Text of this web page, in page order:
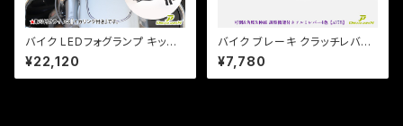
バイク LEDフォグランプ キット
4.5インチ 30W/ 汎用タイプ /
アメリカンカスタム /検索ドラッ
グスター/バルカン/スティード/マ
¥22,120
バイク ブレーキ クラッチレバー
左右セット バリオス ゼファー Z
RX ZZ-R エストレア 他 【a37
8】 可倒&角度&伸縮 調整機能
¥7,780